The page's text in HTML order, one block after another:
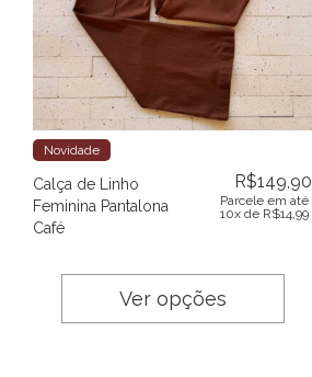
Novidade
Calça de Linho
Feminina Pantalona
Café
R$149,90
Parcele em até
10x de R$14,99
Ver opções